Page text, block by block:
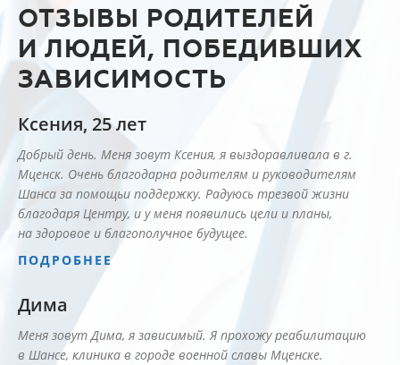
ОТЗЫВЫ РОДИТЕЛЕЙ
И ЛЮДЕЙ, ПОБЕДИВШИХ
ЗАВИСИМОСТЬ
Ксения, 25 лет
Добрый день. Меня зовут Ксения, я выздоравливала в г.
Мценск. Очень благодарна родителям и руководителям
Шанса за помощьи поддержку. Радуюсь трезвой жизни
благодаря Центру, и у меня появились цели и планы,
на здоровое и благополучное будущее.
ПОДРОБНЕЕ
Дима
Меня зовут Дима, я зависимый. Я прохожу реабилитацию
в Шансе, клиника в городе военной славы Мценске.